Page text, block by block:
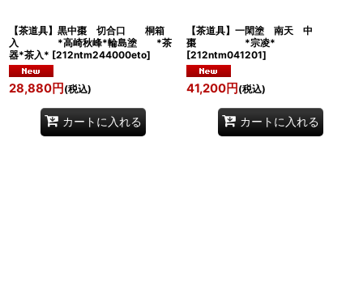
【茶道具】黒中棗 切合口 桐箱
入 *高崎秋峰*輪島塗 *茶
器*茶入* [212ntm244000eto]
28,880円 (税込)
カートに入れる
【茶道具】一閑塗 南天 中
棗 *宗凌*
[212ntm041201]
41,200円 (税込)
カートに入れる